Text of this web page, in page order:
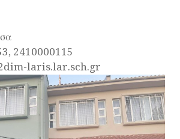
2410000115
laris.lar.sch.gr